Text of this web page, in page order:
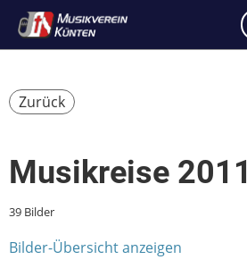
Zurück
Musikreise 2011
39 Bilder
Bilder-Übersicht anzeigen